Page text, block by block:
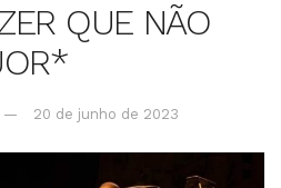
QUE NÃO
20 de junho de 2023